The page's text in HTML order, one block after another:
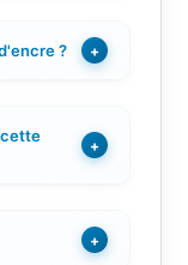
? +
cette
+
+